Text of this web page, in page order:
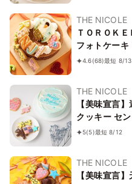
THE NICOLE
ＴＯＲＯＫ
フォトケー
キ 写真ケー
4.6(68)最短 8/13
THE NICOLE
【美味宣言
クッキー セ
5(5)最短 8/12
THE NICOLE
【美味宣言